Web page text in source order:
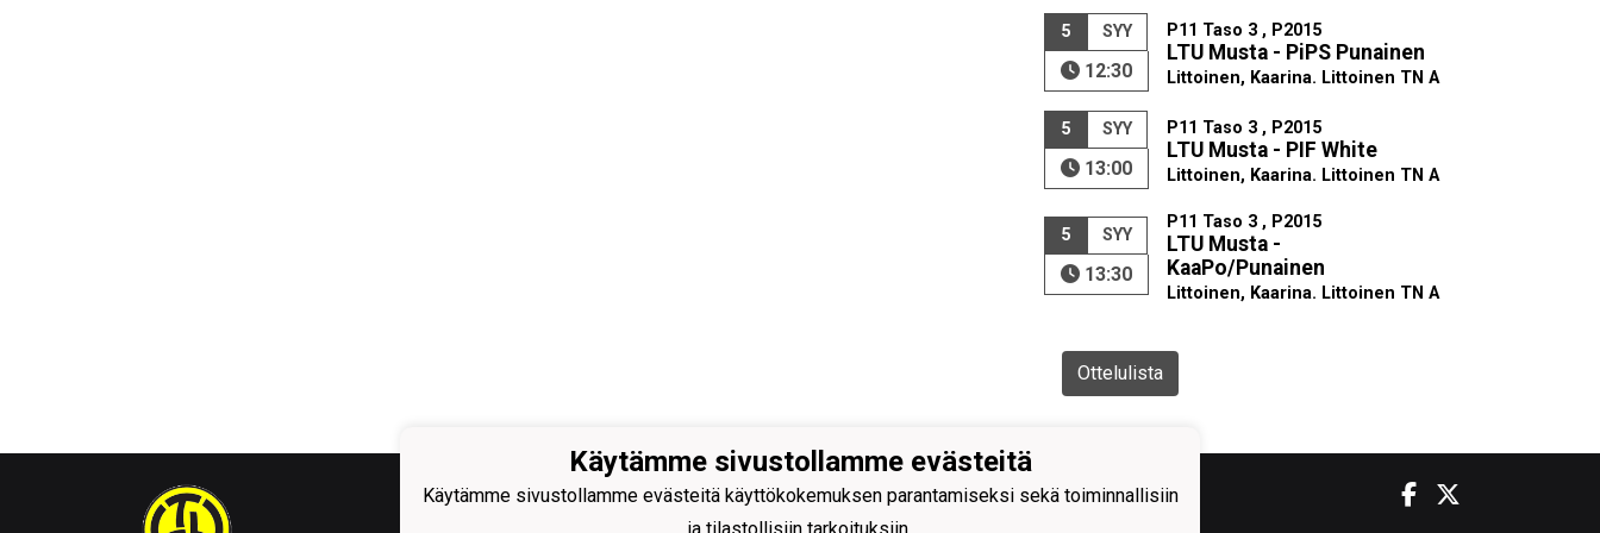
5 SYY
12:30
P11 Taso 3 , P2015
LTU Musta - PiPS Punainen
Littoinen, Kaarina. Littoinen TN A
5 SYY
13:00
P11 Taso 3 , P2015
LTU Musta - PIF White
Littoinen, Kaarina. Littoinen TN A
5 SYY
13:30
P11 Taso 3 , P2015
LTU Musta -
KaaPo/Punainen
Littoinen, Kaarina. Littoinen TN A
Ottelulista
Käytämme sivustollamme evästeitä
Käytämme sivustollamme evästeitä käyttökokemuksen parantamiseksi sekä toiminnallisiin
ja tilastollisiin tarkoituksiin.